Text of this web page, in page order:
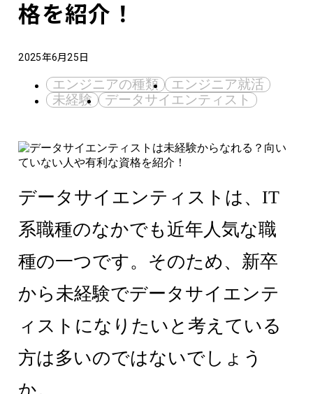
格を紹介！
2025年6月25日
エンジニアの種類
エンジニア就活
未経験
データサイエンティスト
データサイエンティストは、IT
系職種のなかでも近年人気な職
種の一つです。そのため、新卒
から未経験でデータサイエンテ
ィストになりたいと考えている
方は多いのではないでしょう